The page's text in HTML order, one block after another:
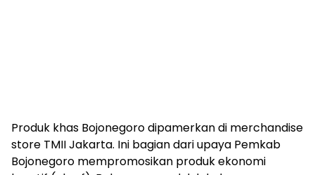
Produk khas Bojonegoro dipamerkan di merchandise
store TMII Jakarta. Ini bagian dari upaya Pemkab
Bojonegoro mempromosikan produk ekonomi